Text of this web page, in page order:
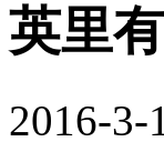
英里
2016-3-